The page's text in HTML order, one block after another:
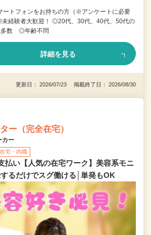
トフォンをお持ちの方（※アンケートに必要
経験者大歓迎！ ◎20代、30代、40代、50代の
多数 ◎年齢不問
詳細を見る
更新日： 2026/07/23 掲載終了日： 2026/08/30
ー（完全在宅）
カー
在宅・内職
払い【人気の在宅ワーク】美容系モニ
るだけでスグ働ける│単発もOK